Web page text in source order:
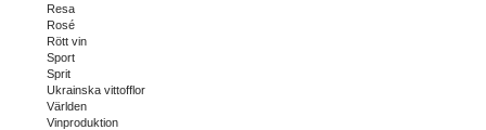
Resa
Rosé
Rött vin
Sport
Sprit
Ukrainska vittofflor
Världen
Vinproduktion